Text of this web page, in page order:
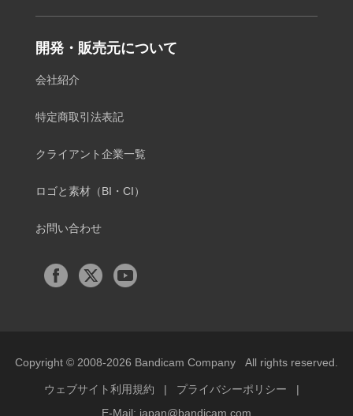
開発・販売元について
会社紹介
特定商取引法表記
クライアント企業一覧
ロゴと素材（BI・CI）
お問い合わせ
Copyright © 2008-2026 Bandicam Company All rights reserved.
ウェブサイト利用規約 | プライバシーポリシー |
E-Mail: japan@bandicam.com